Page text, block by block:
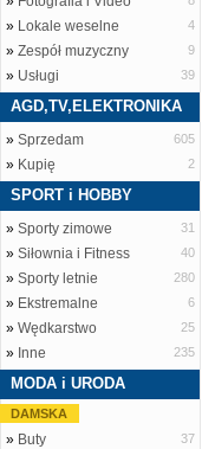
» Lokale weselne 4
» Zespół muzyczny 9
» Usługi 39
AGD,TV,ELEKTRONIKA
» Sprzedam 605
» Kupię 2
SPORT i HOBBY
» Sporty zimowe 31
» Siłownia i Fitness 40
» Sporty letnie 280
» Ekstremalne 6
» Wędkarstwo 25
» Inne 235
MODA i URODA
DAMSKA
» Buty 37